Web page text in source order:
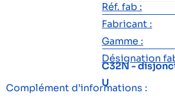
Réf. fab :
Fabricant :
Gamme :
Désignation
C32N -
U
Complément d’informations :